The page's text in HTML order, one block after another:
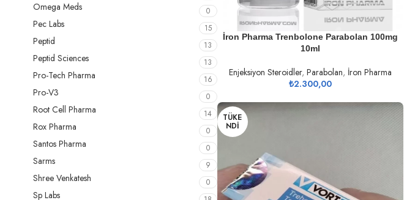
Omega Meds 0
Pec Labs 15
Peptid 13
Peptid Sciences 13
Pro-Tech Pharma 16
Pro-V3 0
Root Cell Pharma 14
Rox Pharma 0
Santos Pharma 0
Sarms 9
Shree Venkatesh 0
Sp Labs
DEVAMINI OKU
İron Pharma Trenbolone Parabolan 100mg
10ml
Enjeksiyon Steroidler, Parabolan, İron Pharma
₺2.300,00
TÜKE
NDI